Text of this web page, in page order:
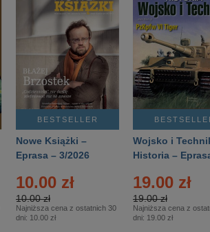
BESTSELLER
Nowe Książki –
Eprasa – 3/2026
10.00 zł
10.00 zł
Najniższa cena z ostatnich 30
dni: 10.00 zł
Wojsko i
Historia –
19.00 zł
19.00 zł
Najniższa cena z
dni: 19.00 zł